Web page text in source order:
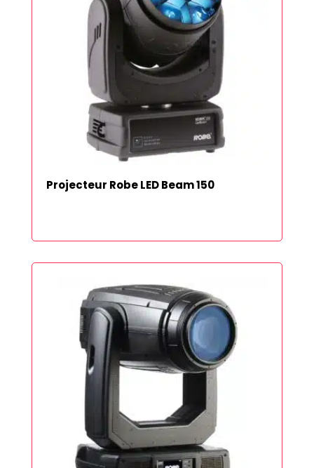
Projecteur Robe LED Beam 150